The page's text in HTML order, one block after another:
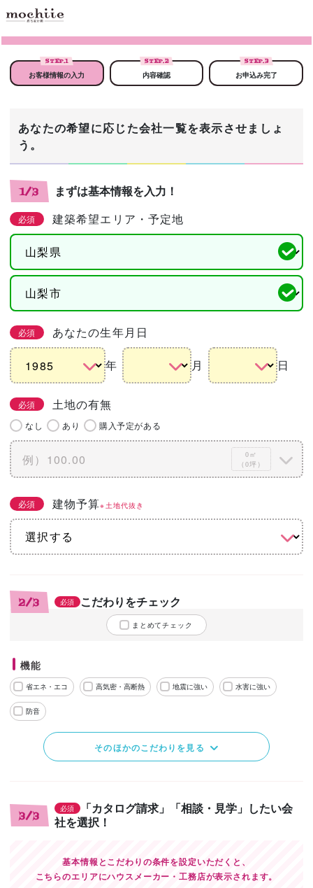
STEP.1
お客様情報の入力
STEP.2
内容確認
STEP.3
お申込み完了
あなたの希望に応じた会社一覧を表示させましょ
う。
1/3 まずは基本情報を入力！
必須 建築希望エリア・予定地
必須 あなたの生年月日
年 月 日
必須 土地の有無
なし あり 購入予定がある
0㎡
（0坪）
必須 建物予算※土地代抜き
2/3 必須 こだわりをチェック
まとめてチェック
機能
省エネ・エコ 高気密・高断熱 地震に強い 水害に強い
防音
そのほかのこだわりを見る
3/3
必須
「カタログ請求」「相談・見学」したい会
社を選択！
基本情報とこだわりの条件を設定いただくと、
こちらのエリアにハウスメーカー・工務店が表示されます。